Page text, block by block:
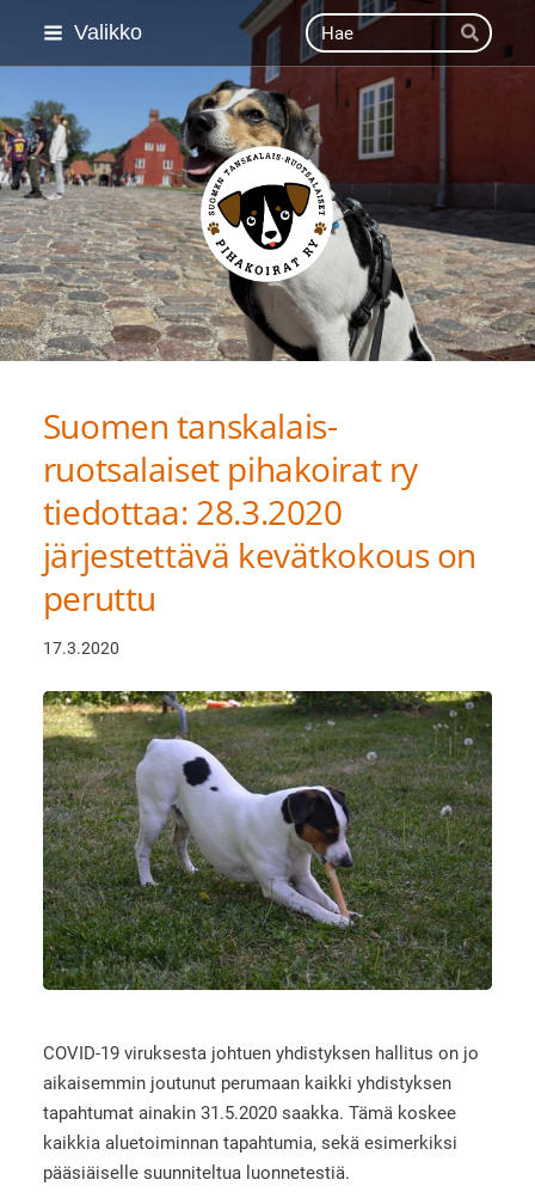
Siirry
Valikko Haku
Hae
Suomen Tanskalais-
Suomen tanskalais-
ruotsalaiset pihakoirat ry
tiedottaa: 28.3.2020
järjestettävä kevätkokous on
peruttu
17.3.2020
COVID-19 viruksesta johtuen yhdistyksen hallitus on jo
aikaisemmin joutunut perumaan kaikki yhdistyksen
tapahtumat ainakin 31.5.2020 saakka. Tämä koskee
kaikkia aluetoiminnan tapahtumia, sekä esimerkiksi
pääsiäiselle suunniteltua luonnetestiä.